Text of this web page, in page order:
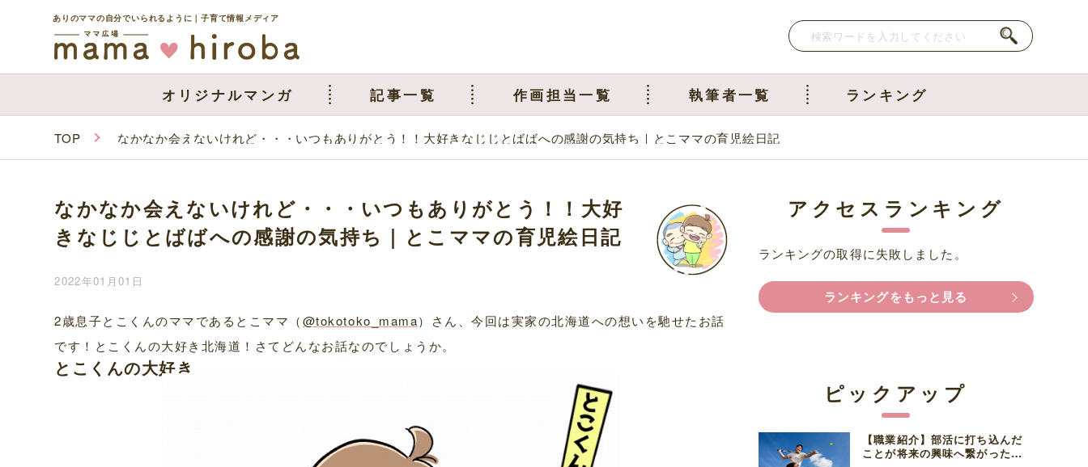
ありのママの自分でいられるように｜子育て情報メディア
オリジナルマンガ 記事一覧 作画担当一覧 執筆者一覧 ランキング
TOP なかなか会えないけれど・・・いつもありがとう！！大好きなじじとばばへの感謝の気持ち｜とこママの育児絵日記
なかなか会えないけれど・・・いつもありがとう！！大好
きなじじとばばへの感謝の気持ち｜とこママの育児絵日記
2022年01月01日
2歳息子とこくんのママであるとこママ（@tokotoko_mama）さん、今回は実家の北海道への想いを馳せたお話
です！とこくんの大好き北海道！さてどんなお話なのでしょうか。
とこくんの大好き
アクセスランキング
ランキングの取得に失敗しました。
ランキングをもっと見る
ピックアップ
【職業紹介】部活に打ち込んだ
ことが将来の興味へ繋がった。